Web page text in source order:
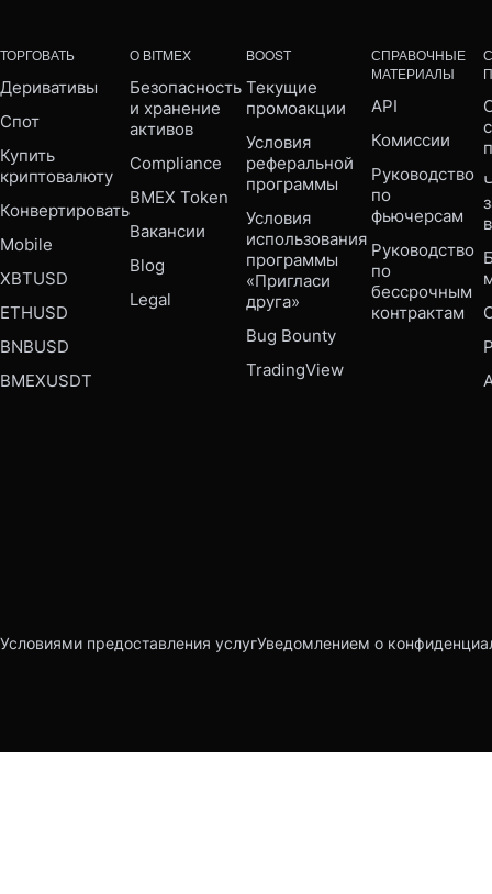
ТОРГОВАТЬ
Деривативы
Спот
Купить
криптовалюту
Конвертировать
Mobile
XBTUSD
ETHUSD
BNBUSD
BMEXUSDT
О BITMEX
Безопасность
и хранение
активов
Compliance
BMEX Token
Вакансии
Blog
Legal
BOOST
Текущие
промоакции
Условия
реферальной
программы
Условия
использования
программы
«Пригласи
друга»
Bug Bounty
TradingView
СПРАВОЧНЫЕ
МАТЕРИАЛЫ
API
Комиссии
Руководство
по
фьючерсам
Руководство
по
бессрочным
контрактам
Условиями предоставления услугУведомлением о